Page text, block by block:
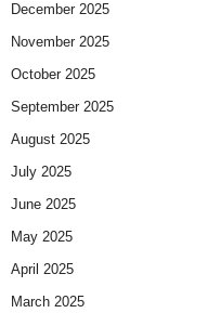
December 2025
November 2025
October 2025
September 2025
August 2025
July 2025
June 2025
May 2025
April 2025
March 2025